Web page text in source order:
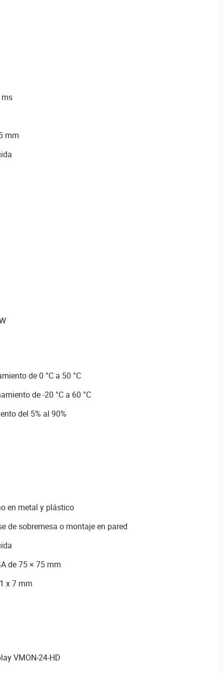
ms
mm
de 0 °C a 50 °C
de -20 °C a 60 °C
del 5% al 90%
en metal y plástico
de sobremesa o montaje en pared
de 75 × 75 mm
x 7 mm
VMON-24-HD